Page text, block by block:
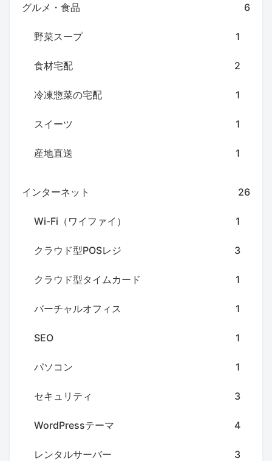
グルメ・食品 6
野菜スープ 1
食材宅配 2
冷凍惣菜の宅配 1
スイーツ 1
産地直送 1
インターネット 26
Wi-Fi（ワイファイ） 1
クラウド型POSレジ 3
クラウド型タイムカード 1
バーチャルオフィス 1
SEO 1
パソコン 1
セキュリティ 3
WordPressテーマ 4
レンタルサーバー 3